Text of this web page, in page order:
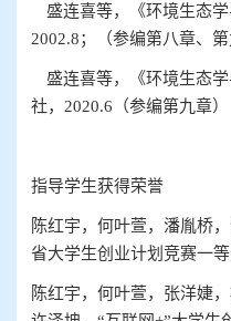
盛连喜等，《环境生态
2002.8；（参编第八章、第
盛连喜等，《环境生态
社， 2020.6 （参编第九章）
指导学生获得荣誉
陈红宇，何叶萱，潘胤桥，
省大学生创业计划竞赛一等
陈红宇，何叶萱，张洋婕